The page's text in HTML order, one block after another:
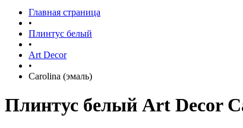
Главная страница
•
Плинтус белый
•
Art Decor
•
Carolina (эмаль)
Плинтус белый Art Decor